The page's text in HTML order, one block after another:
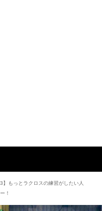
】もっとラクロスの練習がしたい人
！